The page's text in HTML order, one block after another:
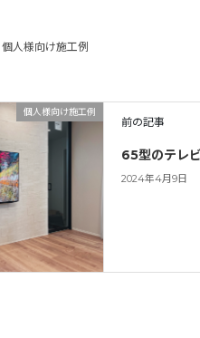
個人様向け施工例
個人様向け施工例
前の記事
65型のテレ
2024年4月9日